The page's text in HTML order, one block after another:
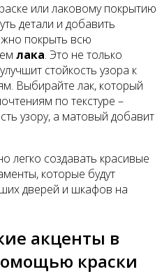
или лаковому покрытию
детали и добавить
покрыть всю
лака. Это не только
стойкость узора к
Выбирайте лак, который
по текстуре –
узору, а матовый добавит
легко создавать красивые
которые будут
дверей и шкафов на
акценты в
краски